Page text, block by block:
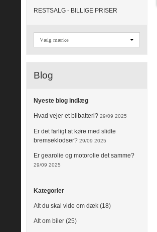
RESTSALG - BILLIGE PRISER
Blog
Nyeste blog indlæg
Hvad vejer et bilbatteri? 29/09 2025
Er det farligt at køre med slidte
bremseklodser? 29/09 2025
Er gearolie og motorolie det samme?
29/09 2025
Kategorier
Alt du skal vide om dæk (18)
Alt om biler (25)